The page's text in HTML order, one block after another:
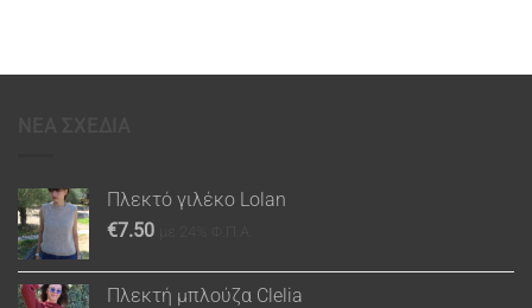
Πλεκτό γιλέκο Lolan
€7.50
Πλεκτή μπλούζα Clelia